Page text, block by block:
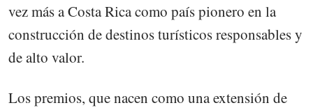
vez más a Costa Rica como país pionero en la
construcción de destinos turísticos responsables y
de alto valor.
Los premios, que nacen como una extensión de